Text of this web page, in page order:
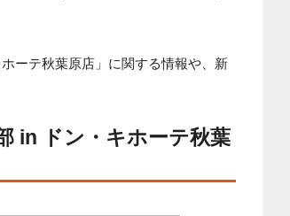
ーテ秋葉原店」に関する情報や、新
in ドン・キホーテ秋葉